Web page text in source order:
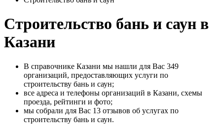
Строительство бань и саун в
Казани
В справочнике Казани мы нашли для Вас 349
организаций, предоставляющих услуги по
строительству бань и саун;
все адреса и телефоны организаций в Казани, схемы
проезда, рейтинги и фото;
мы собрали для Вас 13 отзывов об услугах по
строительству бань и саун.